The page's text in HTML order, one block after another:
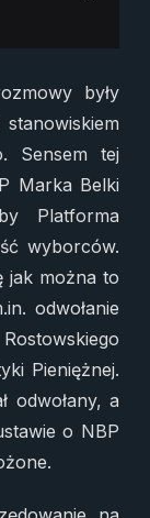
były
Sensem tej
Marka Belki
Platforma
wyborców.
jak można to
odwołanie
Pieniężnej.
odwołany, a
o NBP